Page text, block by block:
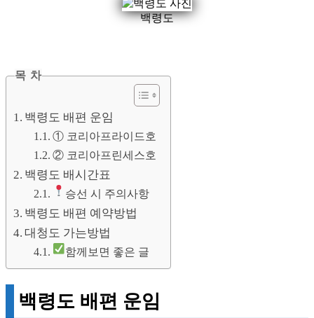
백령도
목 차
백령도 배편 운임
① 코리아프라이드호
② 코리아프린세스호
백령도 배시간표
승선 시 주의사항
백령도 배편 예약방법
대청도 가는방법
함께보면 좋은 글
백령도 배편 운임